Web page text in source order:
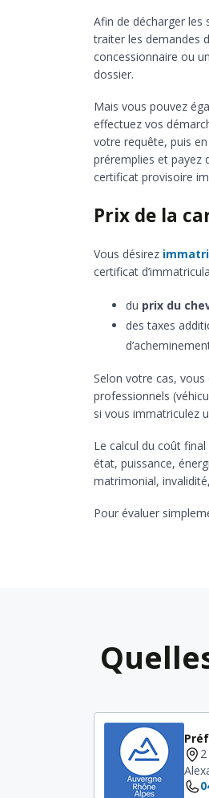
Afin de décharger les
traiter les demandes
concessionnaire ou
dossier.
Mais vous pouvez
effectuez vos
votre requête, puis
préremplies et payez
certificat provisoire
Prix de la
Vous désirez
certificat
du prix du
des taxes
Selon votre cas,
professionnels
si vous immatriculez
Le calcul du coût
état, puissance,
matrimonial,
Pour évaluer